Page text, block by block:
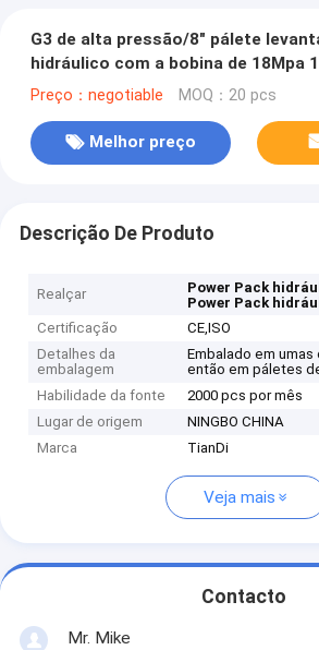
G3 de alta pressão/8" pálete
hidráulico com a bobina de 18Mpa
Preço：negotiable MOQ：20 pcs
Melhor preço
Descrição De Produto
Realçar Power Pack
Power Pack
Certificação
CE,ISO
Detalhes da
embalagem
Embalado em
então em páletes
Habilidade da fonte
2000 pcs por mês
Lugar de origem
NINGBO CHINA
Marca
TianDi
Veja mais
Contacto
Mr. Mike